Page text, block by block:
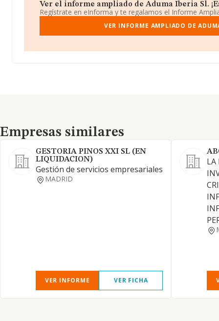
Ver el informe ampliado de Aduma Iberia Sl.
Regístrate en eInforma y te regalamos el Informe
VER INFORME AMPLIADO DE
Empresas similares
Empresas similares
GESTORIA PINOS XXI SL (EN
LIQUIDACION)
Gestión de servicios empresariales
MADRID
VER INFORME VER FICHA
LA